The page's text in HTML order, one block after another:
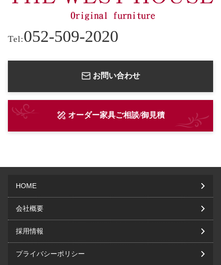
Tel:052-509-2020
お問い合わせ
オーダー家具ご相談/御見積
HOME
会社概要
採用情報
プライバシーポリシー